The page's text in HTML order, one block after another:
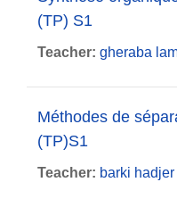
(TP) S1
Teacher: gheraba
Méthodes de
(TP)S1
Teacher: barki hadjer